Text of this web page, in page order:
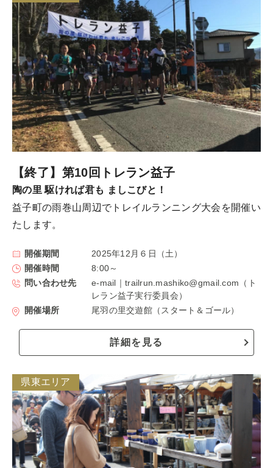
【終了】第10回トレラン益子
陶の里 駆ければ君も ましこびと！
益子町の雨巻山周辺でトレイルランニング大会を開催い
たします。
開催期間
2025年12月６日（土）
開催時間
8:00～
問い合わせ先
e-mail｜trailrun.mashiko@gmail.com（ト
レラン益子実行委員会）
開催場所
尾羽の里交遊館（スタート＆ゴール）
詳細を見る
県東エリア